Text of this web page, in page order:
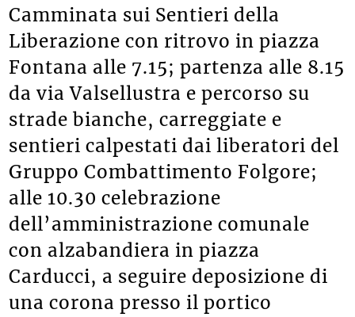
Camminata sui Sentieri della
Liberazione con ritrovo in piazza
Fontana alle 7.15; partenza alle 8.15
da via Valsellustra e percorso su
strade bianche, carreggiate e
sentieri calpestati dai liberatori del
Gruppo Combattimento Folgore;
alle 10.30 celebrazione
dell’amministrazione comunale
con alzabandiera in piazza
Carducci, a seguire deposizione di
una corona presso il portico